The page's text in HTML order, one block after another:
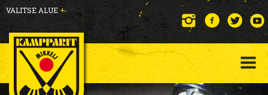
VALITSE ALUE +